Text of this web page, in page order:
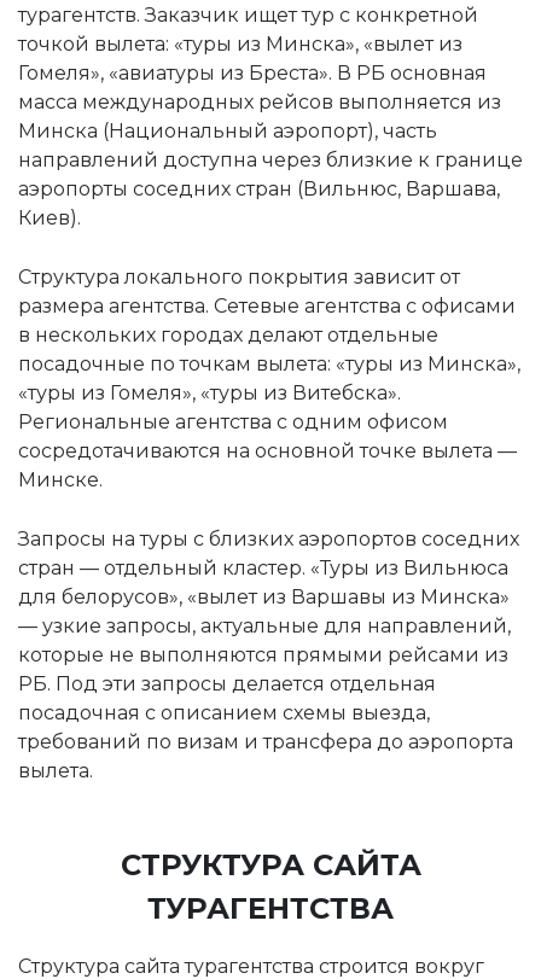
турагентств. Заказчик ищет тур с конкретной
точкой вылета: «туры из Минска», «вылет из
Гомеля», «авиатуры из Бреста». В РБ основная
масса международных рейсов выполняется из
Минска (Национальный аэропорт), часть
направлений доступна через близкие к границе
аэропорты соседних стран (Вильнюс, Варшава,
Киев).
Структура локального покрытия зависит от
размера агентства. Сетевые агентства с офисами
в нескольких городах делают отдельные
посадочные по точкам вылета: «туры из Минска»,
«туры из Гомеля», «туры из Витебска».
Региональные агентства с одним офисом
сосредотачиваются на основной точке вылета —
Минске.
Запросы на туры с близких аэропортов соседних
стран — отдельный кластер. «Туры из Вильнюса
для белорусов», «вылет из Варшавы из Минска»
— узкие запросы, актуальные для направлений,
которые не выполняются прямыми рейсами из
РБ. Под эти запросы делается отдельная
посадочная с описанием схемы выезда,
требований по визам и трансфера до аэропорта
вылета.
СТРУКТУРА САЙТА
ТУРАГЕНТСТВА
Структура сайта турагентства строится вокруг